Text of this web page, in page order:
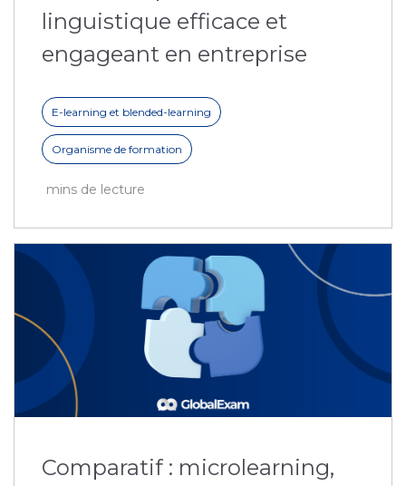
linguistique efficace et
engageant en entreprise
E-learning et blended-learning
Organisme de formation
mins de lecture
Comparatif : microlearning,